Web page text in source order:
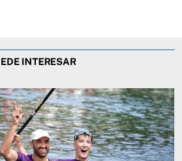
INTERESAR